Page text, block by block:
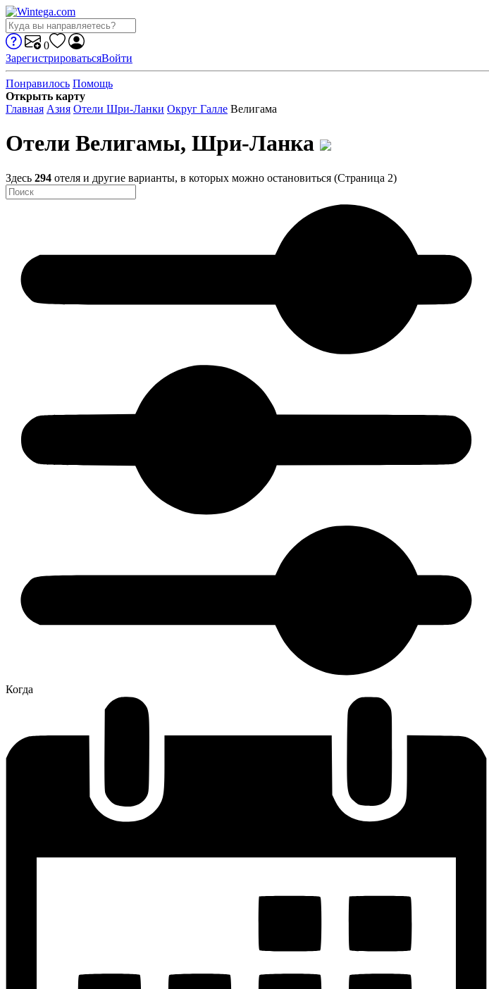
0
ЗарегистрироватьсяВойти
Понравилось Помощь
Открыть карту
Главная Азия Отели Шри-Ланки Округ Галле Велигама
Отели Велигамы, Шри-Ланка
Здесь 294 отеля и другие варианты, в которых можно остановиться (Страница 2)
Когда